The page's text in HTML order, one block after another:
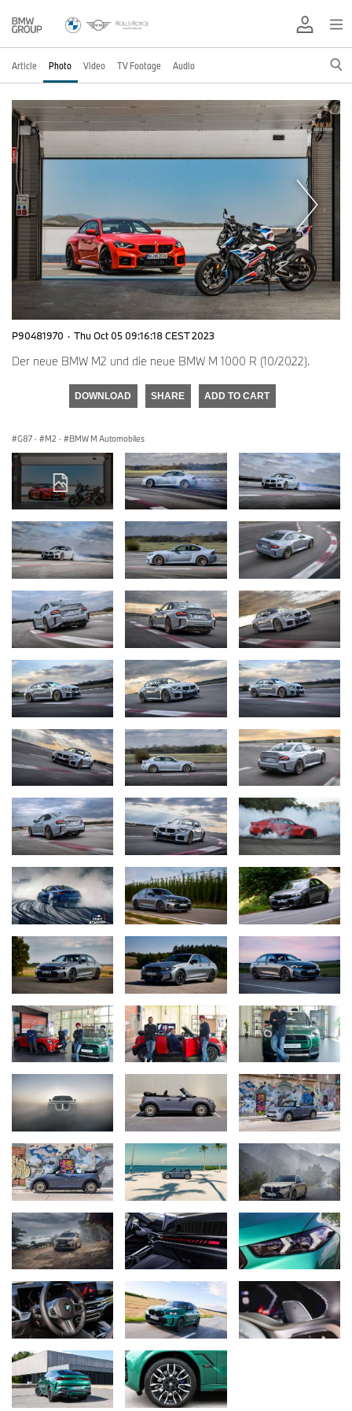
Article Photo Video TV Footage Audio
P90481970 · Thu Oct 05 09:16:18 CEST 2023
Der neue BMW M2 und die neue BMW M 1000 R (10/2022).
DOWNLOAD SHARE ADD TO CART
G87 · M2 · BMW M Automobiles